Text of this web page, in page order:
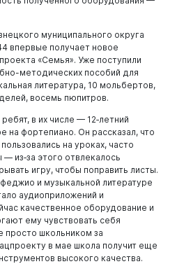
муниципального округа
впервые получает новое
«Семья». Уже поступили
методических пособий для
литература, 10 мольбертов,
восемь пюпитров.
в их числе — 12‑летний
на фортепиано. Он рассказал, что
на уроках, часто
из‑за этого отвлекалось
игру, чтобы поправить листы.
и музыкальной литературе
аудиоприложений и
качественное оборудование и
ему чувствовать себя
просто школьником за
в мае школа получит еще
высокого качества.